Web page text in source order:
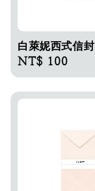
白萊妮西式信封
Regular
price
NT$ 100